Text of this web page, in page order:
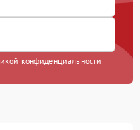
конфиденциальности